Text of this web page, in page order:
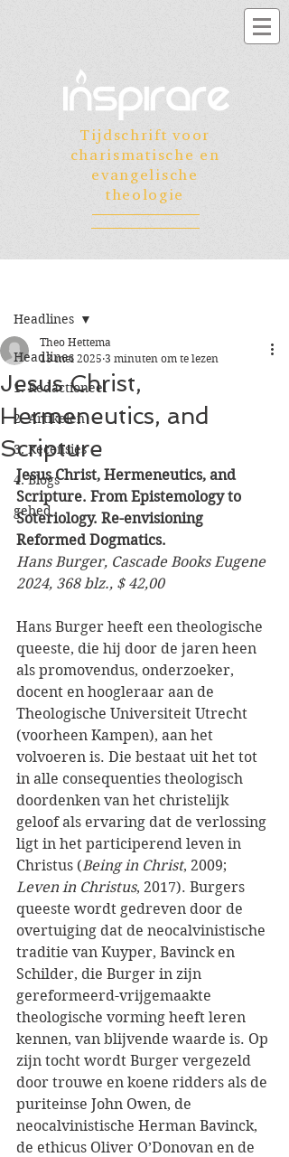
Tijdschrift voor
charismatische en
evangelische
theologie
Headlines
1. Redactioneel
2. Artikelen
3. Recensies
4. Blogs
gebed
Headlines
Jesus Christ,
Hermeneutics, and
Scripture
Theo Hettema
13 mei 2025 3 minuten om te lezen
Jesus Christ, Hermeneutics, and
Scripture. From Epistemology to
Soteriology. Re-envisioning
Reformed Dogmatics.
Hans Burger, Cascade Books Eugene
2024, 368 blz., $ 42,00
Hans Burger heeft een theologische
queeste, die hij door de jaren heen
als promovendus, onderzoeker,
docent en hoogleraar aan de
Theologische Universiteit Utrecht
(voorheen Kampen), aan het
volvoeren is. Die bestaat uit het tot
in alle consequenties theologisch
doordenken van het christelijk
geloof als ervaring dat de verlossing
ligt in het participerend leven in
Christus (Being in Christ, 2009;
Leven in Christus, 2017). Burgers
queeste wordt gedreven door de
overtuiging dat de neocalvinistische
traditie van Kuyper, Bavinck en
Schilder, die Burger in zijn
gereformeerd-vrijgemaakte
theologische vorming heeft leren
kennen, van blijvende waarde is. Op
zijn tocht wordt Burger vergezeld
door trouwe en koene ridders als de
puriteinse John Owen, de
neocalvinistische Herman Bavinck,
de ethicus Oliver O’Donovan en de